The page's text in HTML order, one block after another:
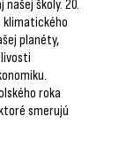
školy. 20.
planéty,
roka
smerujú